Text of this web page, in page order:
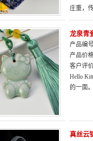
庄重，
龙泉青
产品编
产品价
客户评
Hello
的一面
真丝云